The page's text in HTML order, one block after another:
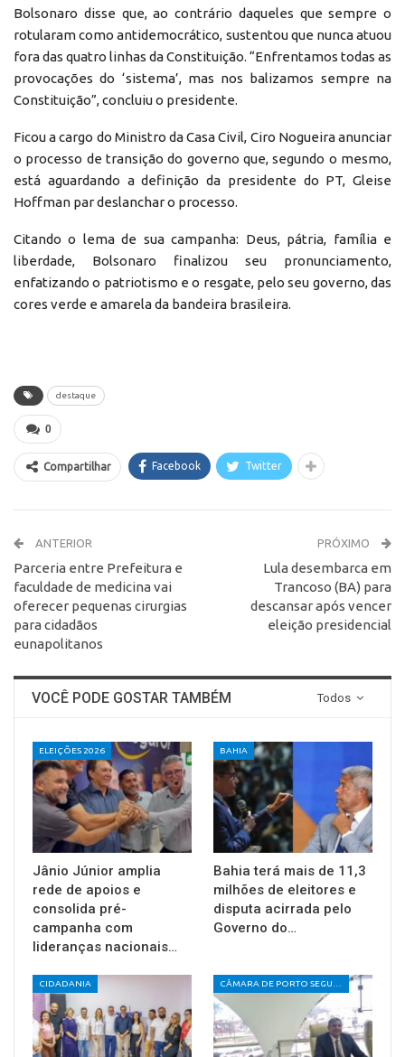
Bolsonaro disse que, ao contrário daqueles que sempre o
rotularam como antidemocrático, sustentou que nunca atuou
fora das quatro linhas da Constituição. “Enfrentamos todas as
provocações do ‘sistema’, mas nos balizamos sempre na
Constituição”, concluiu o presidente.
Ficou a cargo do Ministro da Casa Civil, Ciro Nogueira anunciar
o processo de transição do governo que, segundo o mesmo,
está aguardando a definição da presidente do PT, Gleise
Hoffman par deslanchar o processo.
Citando o lema de sua campanha: Deus, pátria, família e
liberdade, Bolsonaro finalizou seu pronunciamento,
enfatizando o patriotismo e o resgate, pelo seu governo, das
cores verde e amarela da bandeira brasileira.
destaque
0
Compartilhar Facebook Twitter
ANTERIOR
Parceria entre Prefeitura e
faculdade de medicina vai
oferecer pequenas cirurgias
para cidadãos
eunapolitanos
PRÓXIMO
Lula desembarca em
Trancoso (BA) para
descansar após vencer
eleição presidencial
Todos
VOCÊ PODE GOSTAR TAMBÉM
ELEIÇÕES 2026
Jânio Júnior amplia
rede de apoios e
consolida pré-
campanha com
lideranças nacionais…
BAHIA
Bahia terá mais de 11,3
milhões de eleitores e
disputa acirrada pelo
Governo do…
CIDADANIA